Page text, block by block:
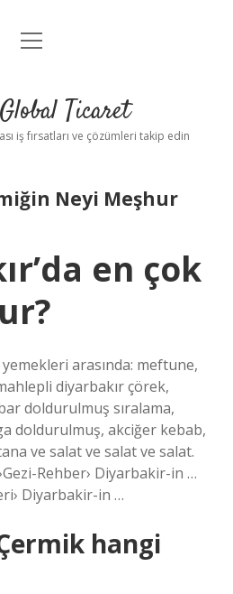
Anasayfa
Uyarı
menüyü
Ticaret
iş fırsatları ve çözümleri takip edin
Neyi Meşhur
en çok
arasında: meftune,
diyarbakır çörek,
doldurulmuş sıralama,
doldurulmuş, akciğer kebab,
ve salat ve salat ve salat.
Rehber› Diyarbakir-in …
Diyarbakir-in …
hangi